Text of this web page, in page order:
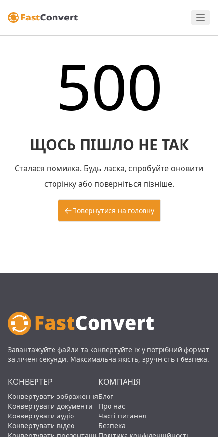
500
ЩОСЬ ПІШЛО НЕ ТАК
Сталася помилка. Будь ласка, спробуйте оновити
сторінку або поверніться пізніше.
Повернутися на головну
Завантажуйте файли та конвертуйте їх у потрібний формат
за лічені секунди. Максимальна якість, зручність і безпека.
КОНВЕРТЕР
Конвертувати зображення
Конвертувати документи
Конвертувати аудіо
Конвертувати відео
КОМПАНІЯ
Блог
Про нас
Часті питання
Безпека